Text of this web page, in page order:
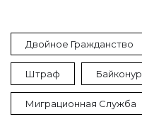
Двойное Гражданство
Штраф Байконур
Миграционная Служба